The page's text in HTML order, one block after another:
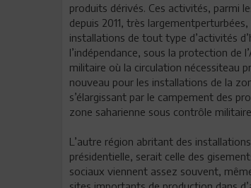
produits dérivés. Ces activités, parmi
depuis 2011, très
installations de tout type d’activités
l’indépendance, sous la protection de
militaire où la circulation nécessiteau
nouveau pour les installations de la
s’élargissant par le campement des
zone saharienne sous contrôle
L’autre région abritant des
présidentielle, serait celle des
sociaux viennent assez souvent,